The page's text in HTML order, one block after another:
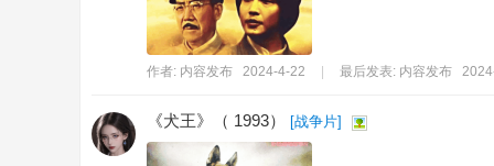
作者: 内容发布 2024-4-22 最后发表: 内容发布
《犬王》（ 1993） [战争片]